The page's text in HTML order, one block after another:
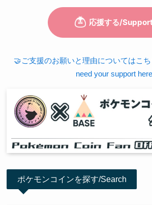
🤝ご支援のお願いと理由についてはこ
need your support here
ポケモンコインを探す/Search